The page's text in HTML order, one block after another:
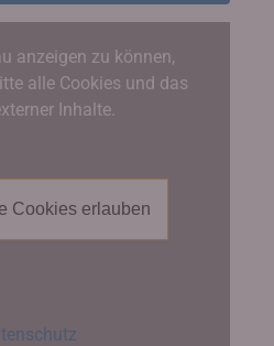
anzeigen zu können,
alle Cookies und das
Inhalte.
Cookies erlauben